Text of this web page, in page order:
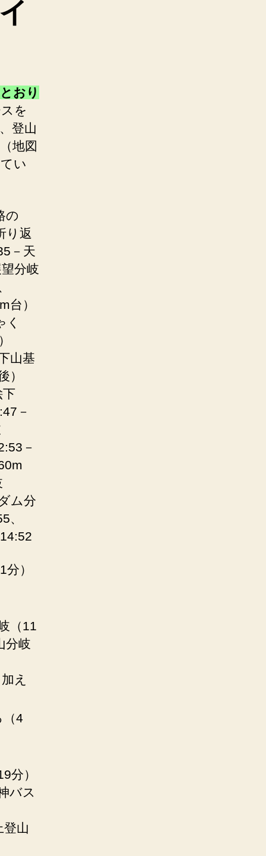
おり
を
登山
地図
い
の
り返
－天
分岐
台）
く
山基
）
下
－
－
ム分
、
）
（11
分岐
え
（4
分）
バス
登山